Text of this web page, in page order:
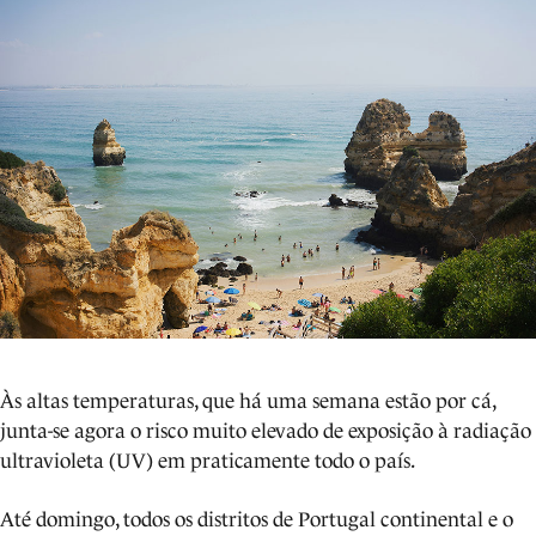
Às altas temperaturas, que há uma semana estão por cá,
junta-se agora o risco muito elevado de exposição à radiação
ultravioleta (UV) em praticamente todo o país.
Até domingo, todos os distritos de Portugal continental e o